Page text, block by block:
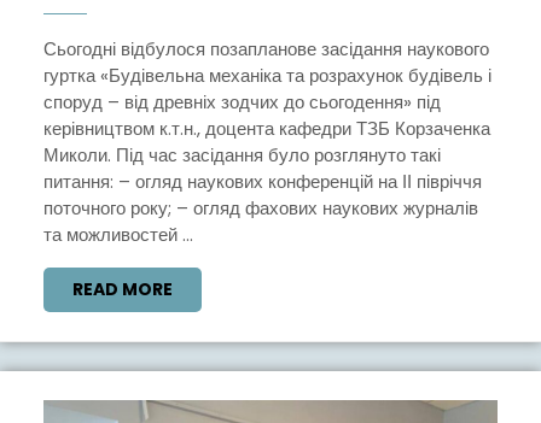
НАУКОВОГО
ГУРТКА
Сьогодні відбулося позапланове засідання наукового
гуртка «Будівельна механіка та розрахунок будівель і
споруд – від древніх зодчих до сьогодення» під
керівництвом к.т.н., доцента кафедри ТЗБ Корзаченка
Миколи. Під час засідання було розглянуто такі
питання: – огляд наукових конференцій на ІІ півріччя
поточного року; – огляд фахових наукових журналів
та можливостей ...
READ MORE
MORE